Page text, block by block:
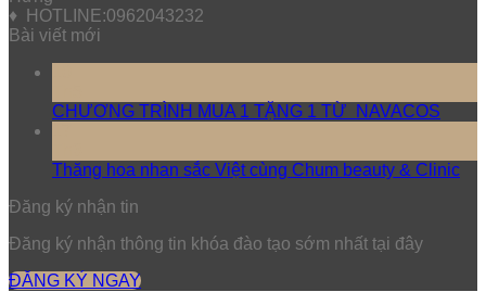
♦ HOTLINE:0962043232
Bài viết mới
CHƯƠNG TRÌNH MUA 1 TẶNG 1 TỪ NAVACOS
Thăng hoa nhan sắc Việt cùng Chum beauty & Clinic
Đăng ký nhận tin
Đăng ký nhận thông tin khóa đào tạo sớm nhất tại đây
ĐĂNG KÝ NGAY